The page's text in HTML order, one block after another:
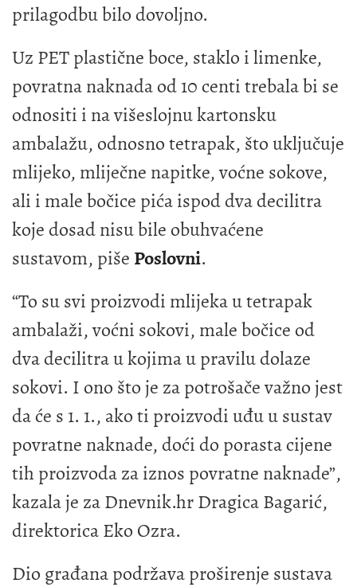
prilagodbu bilo dovoljno.
Uz PET plastične boce, staklo i limenke,
povratna naknada od 10 centi trebala bi se
odnositi i na višeslojnu kartonsku
ambalažu, odnosno tetrapak, što uključuje
mlijeko, mliječne napitke, voćne sokove,
ali i male bočice pića ispod dva decilitra
koje dosad nisu bile obuhvaćene
sustavom, piše Poslovni.
“To su svi proizvodi mlijeka u tetrapak
ambalaži, voćni sokovi, male bočice od
dva decilitra u kojima u pravilu dolaze
sokovi. I ono što je za potrošače važno jest
da će s 1. 1., ako ti proizvodi uđu u sustav
povratne naknade, doći do porasta cijene
tih proizvoda za iznos povratne naknade”,
kazala je za Dnevnik.hr Dragica Bagarić,
direktorica Eko Ozra.
Dio građana podržava proširenje sustava